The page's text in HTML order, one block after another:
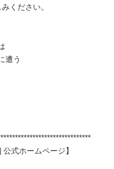
ください。
遭う
公式ホームページ】